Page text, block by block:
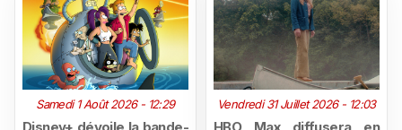
Samedi 1 Août 2026 - 12:29 Vendredi 31 Juillet 2026 - 12:03